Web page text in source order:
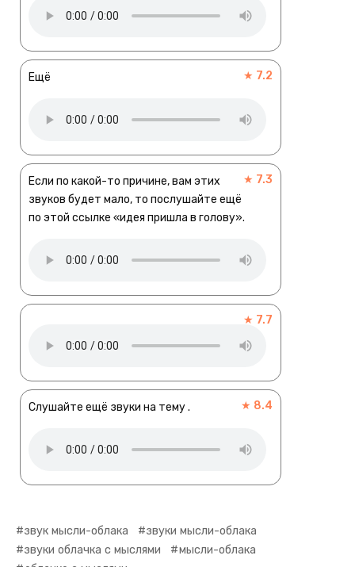
Ещё ★ 7.2
Если по какой-то причине, вам этих
звуков будет мало, то послушайте ещё
по этой ссылке «идея пришла в голову».
★ 7.3
★ 7.7
Слушайте ещё звуки на тему . ★ 8.4
звук мысли-облака
звуки мысли-облака
звуки облачка с мыслями
мысли-облака